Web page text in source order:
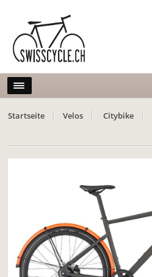
Startseite Velos Citybike